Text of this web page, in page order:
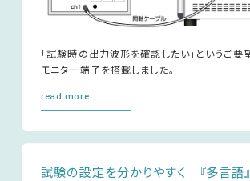
「試験時の出力波形を確認したい」というご要
モニター端子を搭載しました。
read more
試験の設定を分かりやすく 『多言語